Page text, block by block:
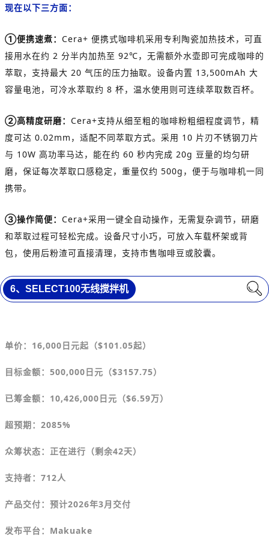
现在以下三方面：
①便携速煮： Cera+ 便携式咖啡机采用专利陶瓷加热技术，可直
接用水在约 2 分半内加热至 92℃，无需额外水壶即可完成咖啡的
萃取，支持最大 20 气压的压力抽取。设备内置 13,500mAh 大
容量电池，可冷水萃取约 8 杯，温水使用则可连续萃取数百杯。
②高精度研磨： Cera+支持从细至粗的咖啡粉粗细程度调节，精
度可达 0.02mm，适配不同萃取方式。采用 10 片刃不锈钢刀片
与 10W 高功率马达，能在约 60 秒内完成 20g 豆量的均匀研
磨，保证每次萃取口感稳定，重量仅约 500g，便于与咖啡机一同
携带。
③操作简便： Cera+采用一键全自动操作，无需复杂调节，研磨
和萃取过程可轻松完成。设备尺寸小巧，可放入车载杯架或背
包，使用后粉渣可直接清理，支持市售咖啡豆或胶囊。
6、 SELECT100无线搅拌机
单价：16,000日元起（$101.05起）
目标金额：500,000日元（$3157.75）
已筹金额：10,426,000日元（$6.59万）
超预期：2085%
众筹状态：正在进行（剩余42天）
支持者：712人
产品交付：预计2026年3月交付
发布平台：Makuake